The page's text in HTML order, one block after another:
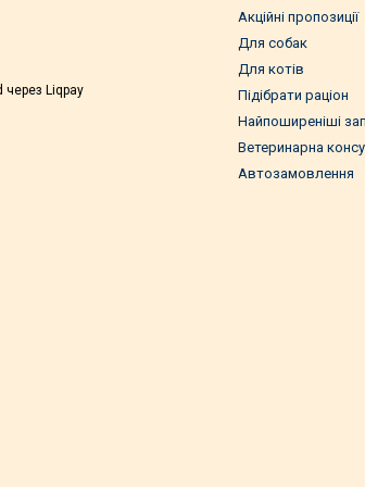
Акційні пропозиції
Для собак
Для котів
Підібрати раціон
Найпоширеніші
Ветеринарна
Автозамовлення